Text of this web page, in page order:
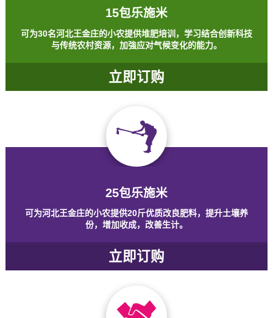
15包乐施米
可为30名河北王金庄的小农提供堆肥培训，学习结合创新科技
与传统农村资源，加強应对气候变化的能力。
立即订购
25包乐施米
可为河北王金庄的小农提供20斤优质改良肥料，提升土壤养
份，增加收成，改善生计。
立即订购